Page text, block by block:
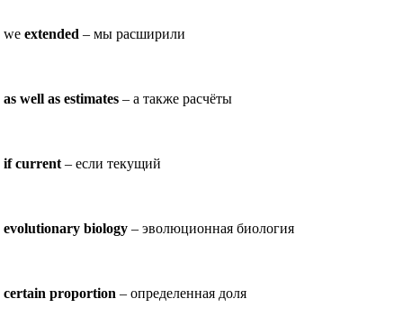
weextended– мы расширили
as well as estimates – а также расчёты
if current – если текущий
evolutionary biology – эволюционная биология
certain proportion – определенная доля